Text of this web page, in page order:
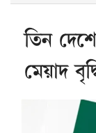
তিন
মেয়াদ